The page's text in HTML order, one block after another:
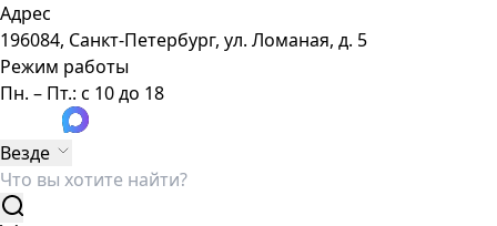
Адрес
196084, Санкт-Петербург, ул. Ломаная, д. 5
Режим работы
Пн. – Пт.: с 10 до 18
Везде